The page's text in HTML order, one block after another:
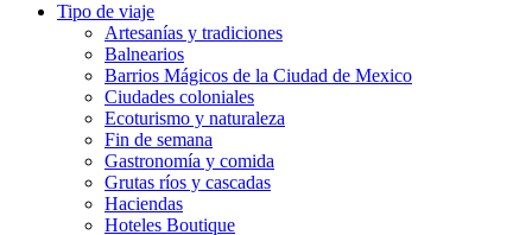
Tipo de viaje
Artesanías y tradiciones
Balnearios
Barrios Mágicos de la Ciudad de Mexico
Ciudades coloniales
Ecoturismo y naturaleza
Fin de semana
Gastronomía y comida
Grutas ríos y cascadas
Haciendas
Hoteles Boutique